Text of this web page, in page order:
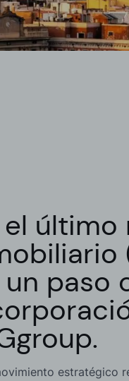
el
paso
estratégico